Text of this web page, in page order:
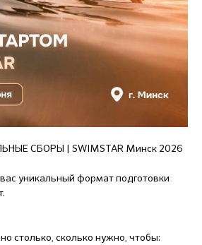
СБОРЫ | SWIMSTAR Минск 2026
уникальный формат подготовки
столько, сколько нужно, чтобы: